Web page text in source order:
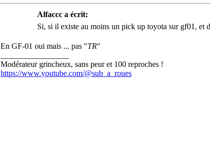
Alfaccc a écrit:
Si, si il existe au moins un pick up toyota sur gf01, et
En GF-01 oui mais ... pas "TR"
Modérateur grincheux, sans peur et 100 reproches !
https://www.youtube.com/@sub_a_roues